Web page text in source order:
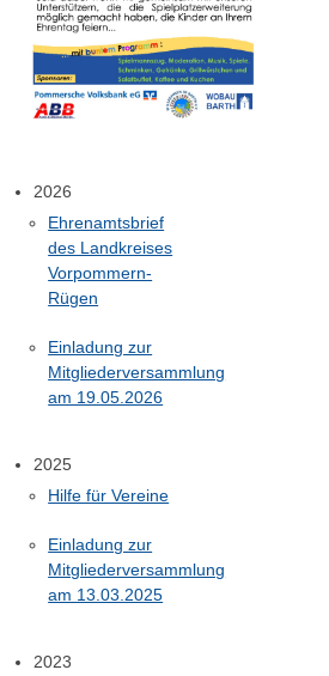
2026
Ehrenamtsbrief
des Landkreises
Vorpommern-
Rügen
Einladung zur
Mitgliederversammlung
am 19.05.2026
2025
Hilfe für Vereine
Einladung zur
Mitgliederversammlung
am 13.03.2025
2023